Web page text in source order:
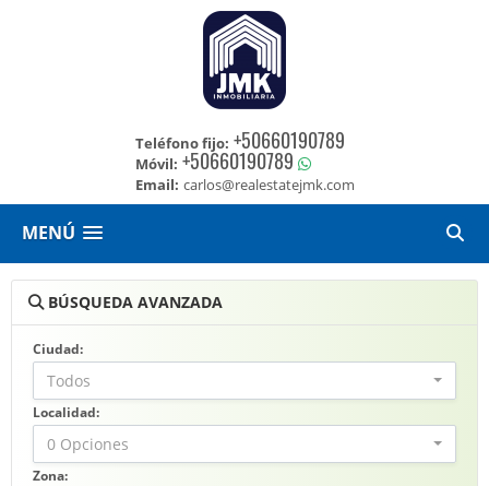
Teléfono fijo: +50660190789
Móvil: +50660190789
Email: carlos@realestatejmk.com
MENÚ
BÚSQUEDA AVANZADA
Ciudad:
Todos
Localidad:
0 Opciones
Zona: